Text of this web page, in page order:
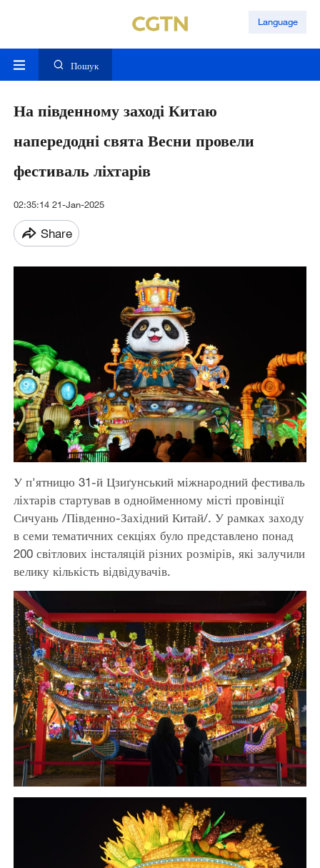
Language
Пошук
На південному заході Китаю
напередодні свята Весни провели
фестиваль ліхтарів
02:35:14 21-Jan-2025
Share
У п'ятницю 31-й Цзиґунський міжнародний фестиваль
ліхтарів стартував в однойменному місті провінції
Сичуань /Південно-Західний Китай/. У рамках заходу
в семи тематичних секціях було представлено понад
200 світлових інсталяцій різних розмірів, які залучили
велику кількість відвідувачів.